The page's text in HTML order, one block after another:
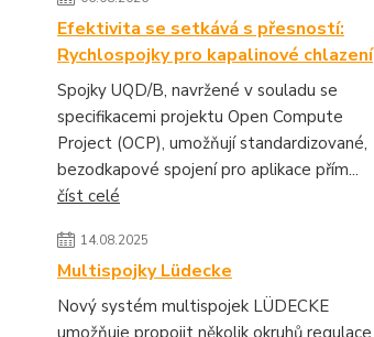
Efektivita se setkává s přesností:
Rychlospojky pro kapalinové chlazení
Spojky UQD/B, navržené v souladu se
specifikacemi projektu Open Compute
Project (OCP), umožňují standardizované,
bezodkapové spojení pro aplikace přím...
číst celé
14.08.2025
Multispojky Lüdecke
Nový systém multispojek LÜDECKE
umožňuje propojit několik okruhů regulace